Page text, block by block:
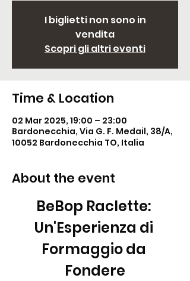
I biglietti non sono in
vendita
Scopri gli altri eventi
Time & Location
02 Mar 2025, 19:00 – 23:00
Bardonecchia, Via G. F. Medail, 38/A,
10052 Bardonecchia TO, Italia
About the event
BeBop Raclette:
Un'Esperienza di
Formaggio da
Fondere